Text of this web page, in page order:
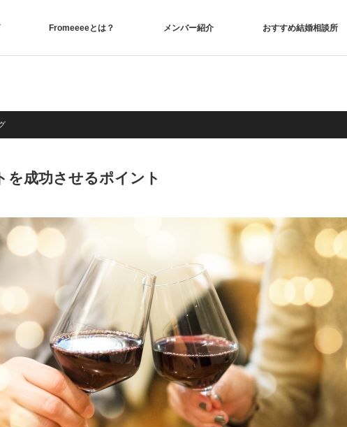
Fromeeeeとは？ メンバー紹介 おすすめ結婚相談所
を成功させるポイント